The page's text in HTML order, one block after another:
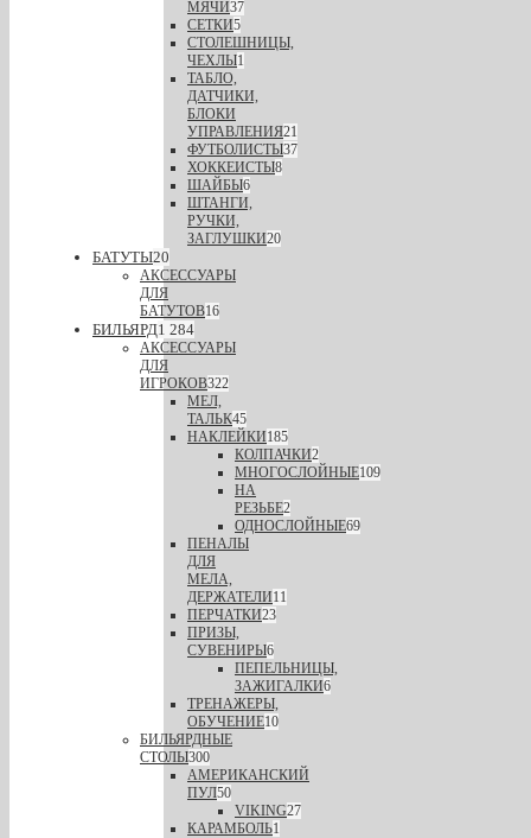
МЯЧИ37
СЕТКИ5
СТОЛЕШНИЦЫ,
ЧЕХЛЫ1
ТАБЛО,
ДАТЧИКИ,
БЛОКИ
УПРАВЛЕНИЯ21
ФУТБОЛИСТЫ37
ХОККЕИСТЫ8
ШАЙБЫ6
ШТАНГИ,
РУЧКИ,
ЗАГЛУШКИ20
БАТУТЫ20
АКСЕССУАРЫ
ДЛЯ
БАТУТОВ16
БИЛЬЯРД1 284
АКСЕССУАРЫ
ДЛЯ
ИГРОКОВ322
МЕЛ,
ТАЛЬК45
НАКЛЕЙКИ185
КОЛПАЧКИ2
МНОГОСЛОЙНЫЕ109
НА
РЕЗЬБЕ2
ОДНОСЛОЙНЫЕ69
ПЕНАЛЫ
ДЛЯ
МЕЛА,
ДЕРЖАТЕЛИ11
ПЕРЧАТКИ23
ПРИЗЫ,
СУВЕНИРЫ6
ПЕПЕЛЬНИЦЫ,
ЗАЖИГАЛКИ6
ТРЕНАЖЕРЫ,
ОБУЧЕНИЕ10
БИЛЬЯРДНЫЕ
СТОЛЫ300
АМЕРИКАНСКИЙ
ПУЛ50
VIKING27
КАРАМБОЛЬ1